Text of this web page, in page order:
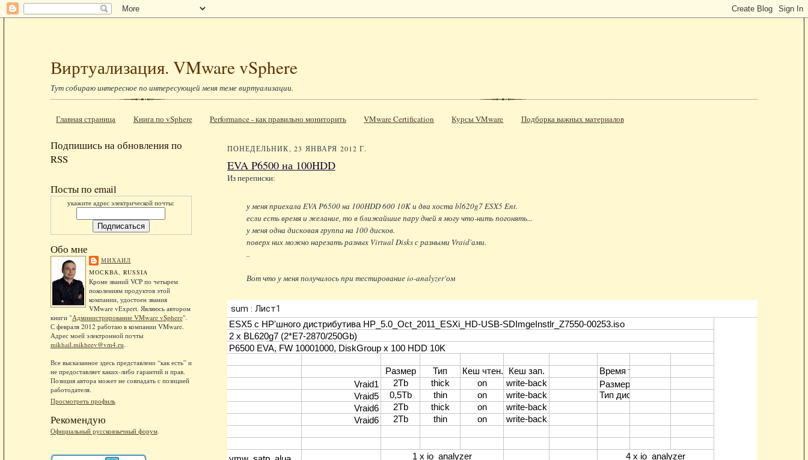
Виртуализация. VMware vSphere
Тут собираю интересное по интересующей меня теме виртуализации.
Главная страница Книга по vSphere Performance - как правильно мониторить VMware Certification Курсы VMware Подборка важных материалов
Подпишись на обновления по
RSS
Посты по email
укажите адрес электрической почты:
Обо мне
МИХАИЛ
МОСКВА, RUSSIA
Кроме званий VCP по четырем
поколениям продуктов этой
компании, удостоен звания
VMware vExpert. Являюсь автором
книги "Администрирование VMware vSphere".
С февраля 2012 работаю в компании VMware.
Адрес моей электронной почты
mikhail.mikheev@vm4.ru.
Все высказанное здесь представлено “как есть” и
не предоставляет каких-либо гарантий и прав.
Позиция автора может не совпадать с позицией
работодателя.
Просмотреть профиль
Рекомендую
Официальный русскоязычный форум.
ПОНЕДЕЛЬНИК, 23 ЯНВАРЯ 2012 Г.
EVA P6500 на 100HDD
Из переписки:
у меня приехала EVA P6500 на 100HDD 600 10K и два хоста bl620g7 ESX5 Ent.
если есть время и желание, то в ближайшие пару дней я могу что-нить погонять...
у меня одна дисковая группа на 100 дисков.
поверх них можно нарезать разных Virtual Disks с разными Vraid'ами.
..
Вот что у меня получилось при тестирование io-analyzer'ом